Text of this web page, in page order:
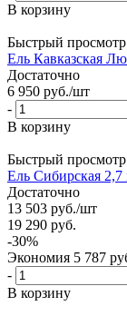
В корзину
Быстрый просмотр
Ель Кавказская
Достаточно
6 950 руб./шт
-
В корзину
Быстрый просмотр
Ель Сибирская 2,7
Достаточно
13 503 руб./шт
19 290 руб.
-30%
Экономия 5 787
-
В корзину